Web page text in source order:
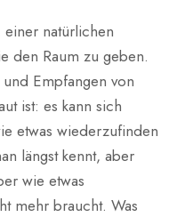
einer natürlichen
den Raum zu geben.
Empfangen von
ist: es kann sich
etwas wiederzufinden
längst kennt, aber
wie etwas
mehr braucht. Was